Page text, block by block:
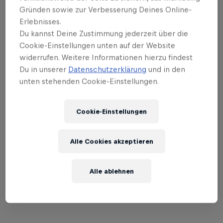
auszufüllen, um dir dein persönliches Treffen mit
Fabio Wibmer zu erspielen.
Gründen sowie zur Verbesserung Deines Online-
Erlebnisses.
Du kannst Deine Zustimmung jederzeit über die
Cookie-Einstellungen unten auf der Website
widerrufen. Weitere Informationen hierzu findest
Du in unserer Datenschutzerklärung und in den
unten stehenden Cookie-Einstellungen.
Cookie-Einstellungen
Alle ablehnen
Alle Cookies akzeptieren